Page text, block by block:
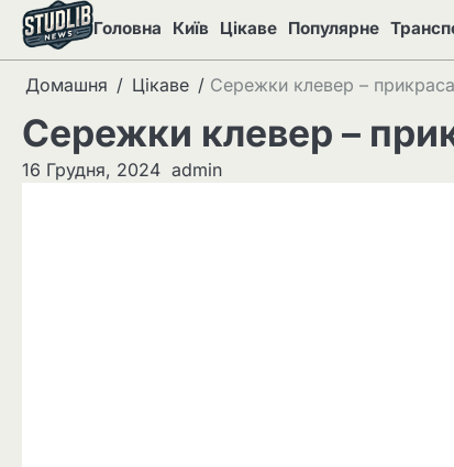
Перейти
вмісту
Головна Київ Цікаве Популярне
Домашня Цікаве Сережки клевер –
Сережки клевер –
16 Грудня, 2024 admin